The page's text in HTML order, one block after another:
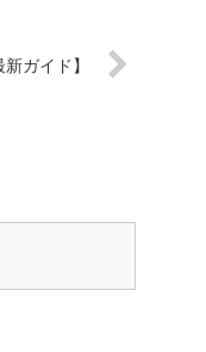
ガイド】